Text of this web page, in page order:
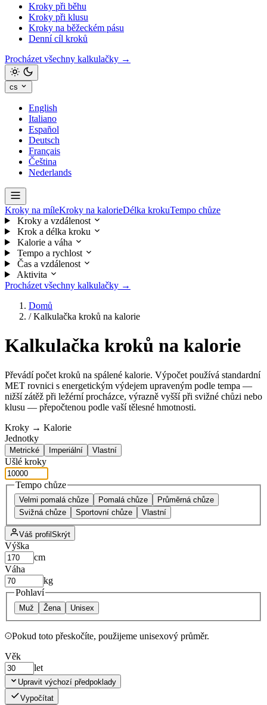
Kroky při běhu
Kroky při klusu
Kroky na běžeckém pásu
Denní cíl kroků
Procházet všechny kalkulačky →
cs
English
Italiano
Español
Deutsch
Français
Čeština
Nederlands
Kroky na míleKroky na kalorieDélka krokuTempo chůze
Kroky a vzdálenost
Krok a délka kroku
Kalorie a váha
Tempo a rychlost
Čas a vzdálenost
Aktivita
Procházet všechny kalkulačky →
Domů
/ Kalkulačka kroků na kalorie
Kalkulačka kroků na kalorie
Převádí počet kroků na spálené kalorie. Výpočet používá standardní
MET rovnici s energetickým výdejem upraveným podle tempa —
nižší zátěž při ležérní procházce, výrazně vyšší při svižné chůzi nebo
klusu — přepočtenou podle vaší tělesné hmotnosti.
Kroky → Kalorie
Jednotky
Metrické Imperiální Vlastní
Ušlé kroky
Tempo chůze
Velmi pomalá chůze Pomalá chůze
Průměrná chůze
Svižná chůze
Sportovní chůze Vlastní
Váš profil Skrýt
Výška
cm
Váha
kg
Pohlaví
Muž Žena Unisex
Pokud toto přeskočíte, použijeme unisexový průměr.
Věk
let
Upravit výchozí předpoklady
Vypočítat